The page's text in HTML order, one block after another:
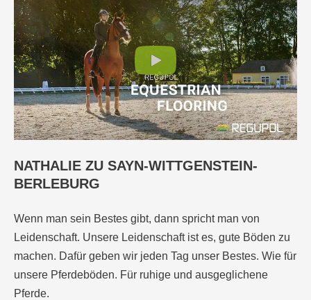
NATHALIE ZU SAYN-WITTGENSTEIN-
BERLEBURG
Wenn man sein Bestes gibt, dann spricht man von
Leidenschaft. Unsere Leidenschaft ist es, gute Böden zu
machen. Dafür geben wir jeden Tag unser Bestes. Wie für
unsere Pferdeböden. Für ruhige und ausgeglichene
Pferde.